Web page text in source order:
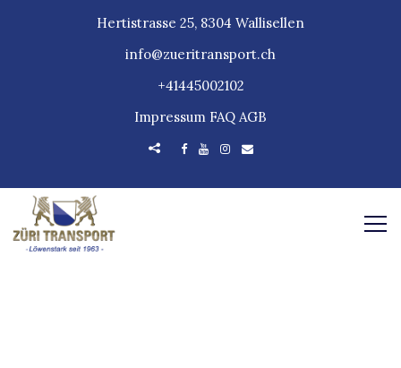
Hertistrasse 25, 8304 Wallisellen
info@zueritransport.ch
+41445002102
Impressum FAQ AGB